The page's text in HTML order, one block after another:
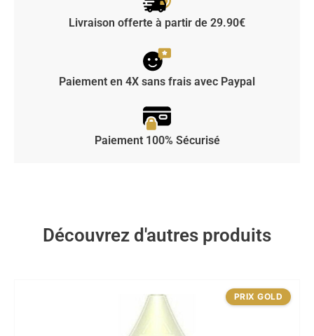
Livraison offerte à partir de 29.90€
Paiement en 4X sans frais avec Paypal
Paiement 100% Sécurisé
Découvrez d'autres produits
PRIX GOLD